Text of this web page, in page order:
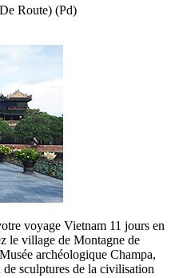
Route) (Pd)
voyage Vietnam 11 jours en
le village de Montagne de
archéologique Champa,
sculptures de la civilisation